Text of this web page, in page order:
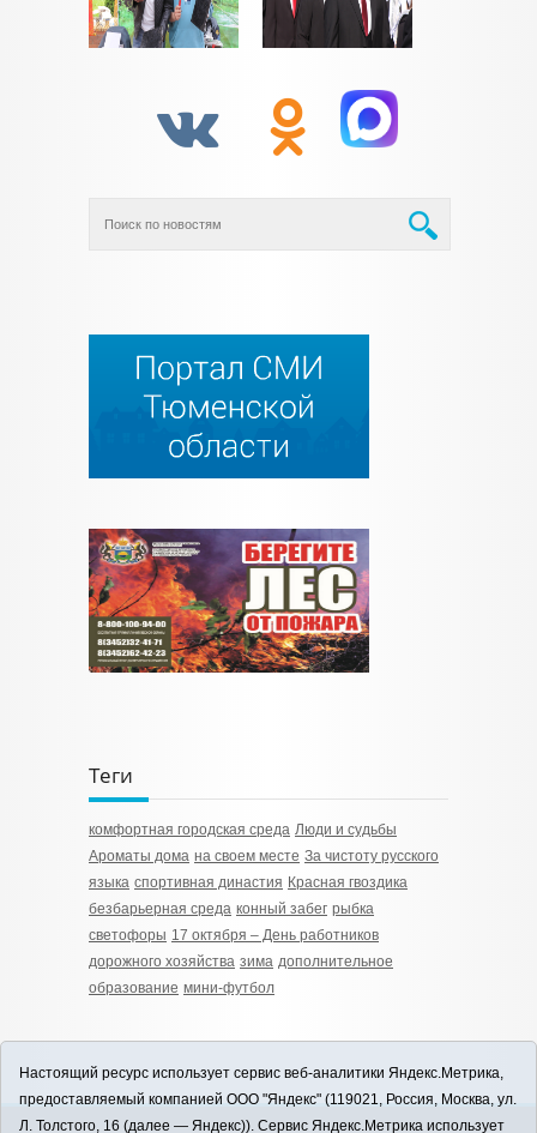
Теги
комфортная городская среда Люди и судьбы
Ароматы дома на своем месте За чистоту русского
языка спортивная династия Красная гвоздика
безбарьерная среда конный забег рыбка
светофоры 17 октября – День работников
дорожного хозяйства зима дополнительное
образование мини-футбол
Настоящий ресурс использует сервис веб-аналитики Яндекс.Метрика,
предоставляемый компанией ООО "Яндекс" (119021, Россия, Москва, ул.
Л. Толстого, 16 (далее — Яндекс)). Сервис Яндекс.Метрика использует